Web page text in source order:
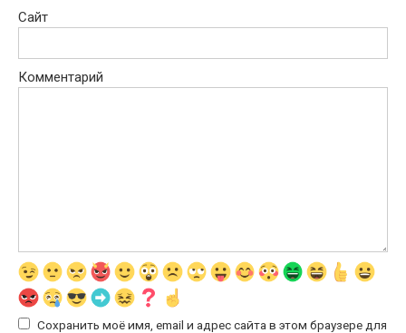
Сайт
Комментарий
Сохранить моё имя, email и адрес сайта в этом браузере для